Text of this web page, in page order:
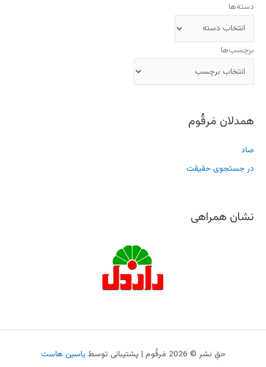
دسته‌ها
برچسب‌ها
همدلان مَرقُوم
صاد
در جستجوی حقیقت
نشان همراهی
حقِ نشر © 2026 مَرقُوم | پشتیبانی توسط یاسین هاست